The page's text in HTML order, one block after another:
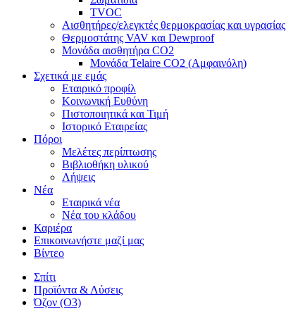
TVOC
Αισθητήρες/ελεγκτές θερμοκρασίας και υγρασίας
Θερμοστάτης VAV και Dewproof
Μονάδα αισθητήρα CO2
Μονάδα Telaire CO2 (Αμφαινόλη)
Σχετικά με εμάς
Εταιρικό προφίλ
Κοινωνική Ευθύνη
Πιστοποιητικά και Τιμή
Ιστορικό Εταιρείας
Πόροι
Μελέτες περίπτωσης
Βιβλιοθήκη υλικού
Λήψεις
Νέα
Εταιρικά νέα
Νέα του κλάδου
Καριέρα
Επικοινωνήστε μαζί μας
Βίντεο
Σπίτι
Προϊόντα & Λύσεις
Όζον (O3)